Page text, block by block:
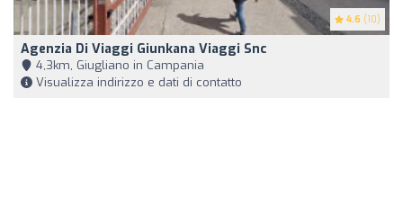
4.6 (10)
Agenzia Di Viaggi Giunkana Viaggi Snc
4,3km, Giugliano in Campania
Visualizza indirizzo e dati di contatto